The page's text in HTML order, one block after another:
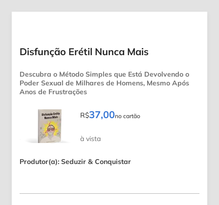
Disfunção Erétil Nunca Mais
Descubra o Método Simples que Está Devolvendo o
Poder Sexual de Milhares de Homens, Mesmo Após
Anos de Frustrações
R$37,00no cartão
à vista
Produtor(a): Seduzir & Conquistar